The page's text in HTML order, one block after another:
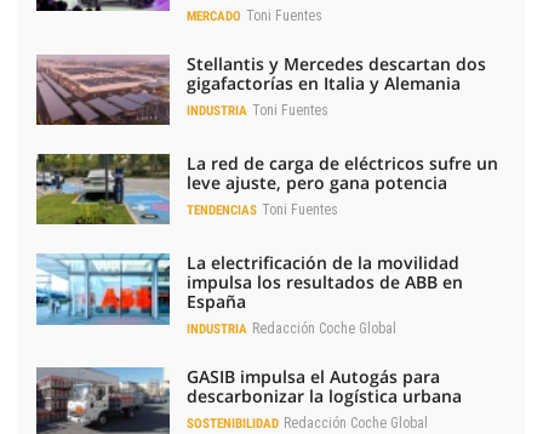
MERCADO Toni Fuentes
Stellantis y Mercedes descartan dos
gigafactorías en Italia y Alemania
INDUSTRIA Toni Fuentes
La red de carga de eléctricos sufre un
leve ajuste, pero gana potencia
TENDENCIAS Toni Fuentes
La electrificación de la movilidad
impulsa los resultados de ABB en
España
INDUSTRIA Redacción Coche Global
GASIB impulsa el Autogás para
descarbonizar la logística urbana
SOSTENIBILIDAD Redacción Coche Global